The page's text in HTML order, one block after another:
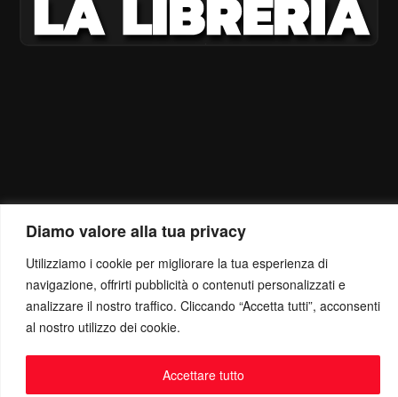
Diamo valore alla tua privacy
Utilizziamo i cookie per migliorare la tua esperienza di
navigazione, offrirti pubblicità o contenuti personalizzati e
analizzare il nostro traffico. Cliccando “Accetta tutti”, acconsenti
al nostro utilizzo dei cookie.
Accettare tutto